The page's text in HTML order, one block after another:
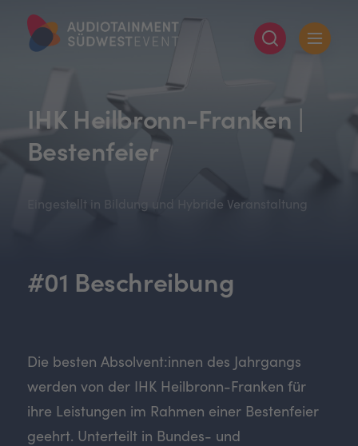
IHK Heilbronn-Franken |
Bestenfeier
Eingestellt in Bildung und Hybride Veranstaltung
#01 Beschreibung
Die besten Absolvent:innen des Jahrgangs
werden von der IHK Heilbronn-Franken für
ihre Leistungen im Rahmen einer Bestenfeier
geehrt. Unterteilt in Bundes- und